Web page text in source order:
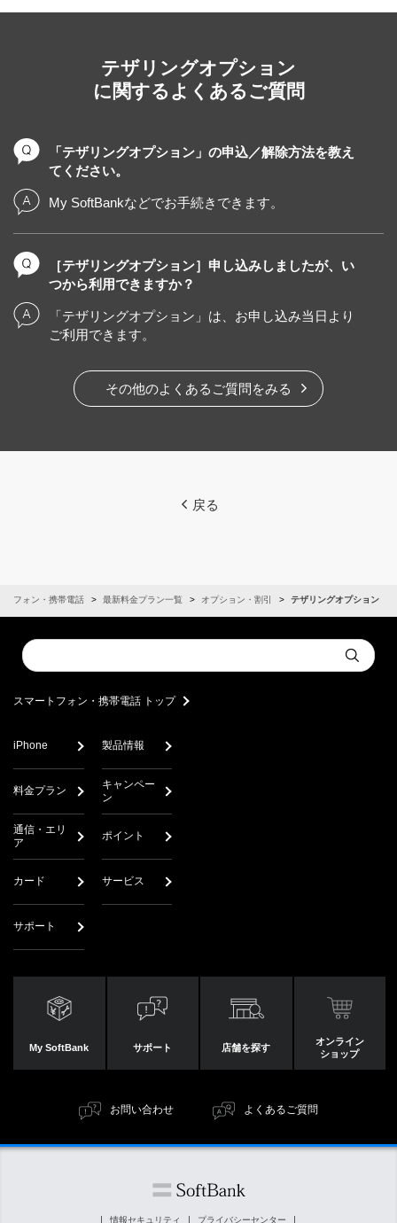
テザリングオプション
に関するよくあるご質問
「テザリングオプション」の申込／解除方法を教え
てください。
My SoftBankなどでお手続きできます。
［テザリングオプション］申し込みしましたが、い
つから利用できますか？
「テザリングオプション」は、お申し込み当日より
ご利用できます。
その他のよくあるご質問をみる
戻る
トフォン・携帯電話 最新料金プラン一覧 オプション・割引 テザリングオプション
Conduct
a
Submit
スマートフォン・携帯電話 トップ
iPhone 製品情報
料金プラン
キャンペー
ン
通信・エリ
ア
ポイント
カード サービス
サポート
My SoftBank サポート 店舗を探す
オンライン
ショップ
お問い合わせ よくあるご質問
情報セキュリティ プライバシーセンター